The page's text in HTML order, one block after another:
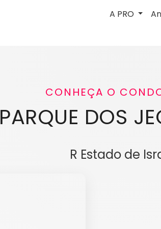
A PRO
CONHEÇA O
PARQUE DOS
R Estado de